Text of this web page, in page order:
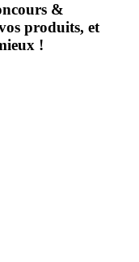
&
produits, et
!